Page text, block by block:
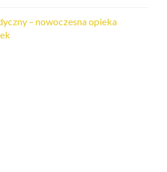
– nowoczesna opieka